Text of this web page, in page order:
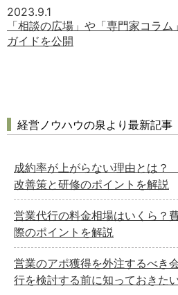
2023.9.1
「相談の広場」や「専門家コラ
ガイドを公開
経営ノウハウの泉より最新記事
成約率が上がらない理由とは
改善策と研修のポイントを解説
営業代行の料金相場はいくら？
際のポイントを解説
営業のアポ獲得を外注するべき
行を検討する前に知っておきた